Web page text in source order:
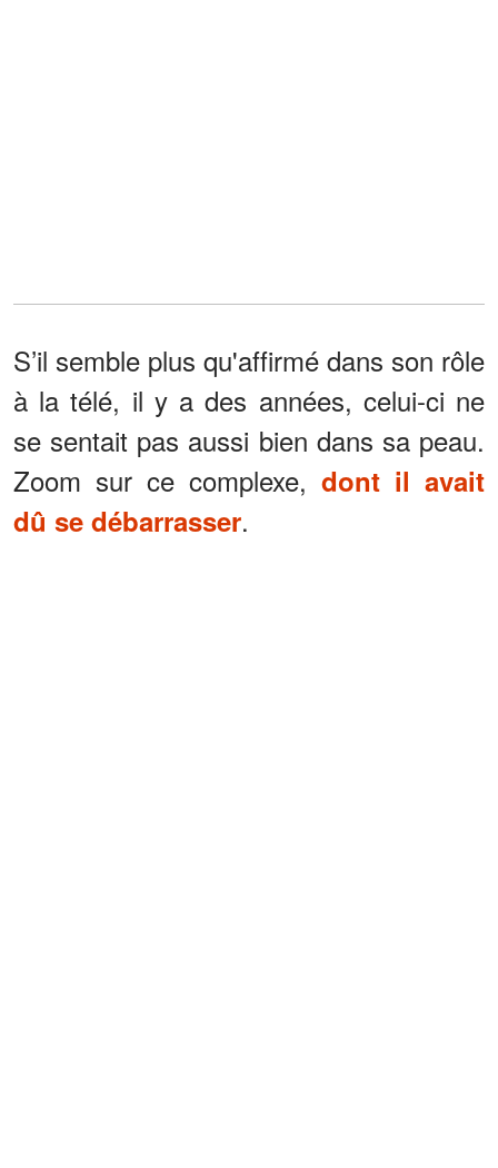
S’il semble plus qu'affirmé dans son rôle
à la télé, il y a des années, celui-ci ne
se sentait pas aussi bien dans sa peau.
Zoom sur ce complexe, dont il avait
dû se débarrasser.